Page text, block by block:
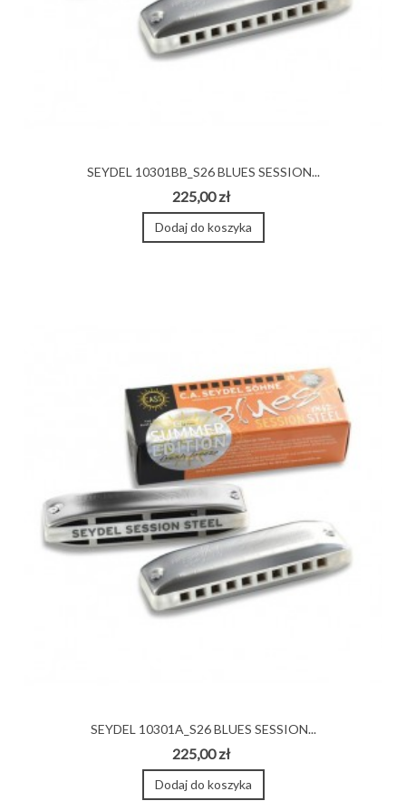
SEYDEL 10301BB_S26 BLUES SESSION...
225,00 zł
Dodaj do koszyka
SEYDEL 10301A_S26 BLUES SESSION...
225,00 zł
Dodaj do koszyka